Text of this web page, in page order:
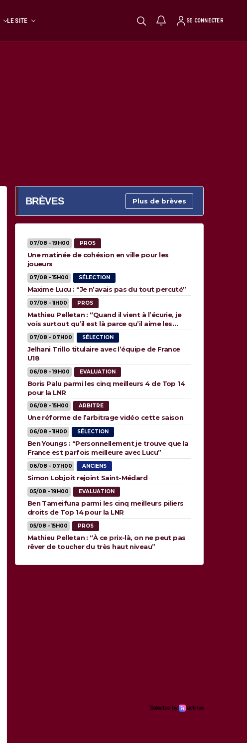
LE SITE SE CONNECTER
BRÈVES Plus de brèves
07/08 - 19H00 PROS
Une matinée de cohésion en ville pour les
joueurs
07/08 - 15H00 SÉLECTION
Maxime Lucu : “Je n’avais pas du tout percuté”
07/08 - 11H00 PROS
Mathieu Pelletan : “Quand il vient à l’écurie, je
vois surtout qu’il est là parce qu’il aime les
animaux”
07/08 - 07H00 SÉLECTION
Jelhani Trillo titulaire avec l’équipe de France
U18
06/08 - 19H00 EVALUATION
Boris Palu parmi les cinq meilleurs 4 de Top 14
pour la LNR
06/08 - 15H00 ARBITRE
Une réforme de l’arbitrage vidéo cette saison
06/08 - 11H00 SÉLECTION
Ben Youngs : “Personnellement je trouve que la
France est parfois meilleure avec Lucu”
06/08 - 07H00 ANCIENS
Simon Lobjoit rejoint Saint-Médard
05/08 - 19H00 EVALUATION
Ben Tameifuna parmi les cinq meilleurs piliers
droits de Top 14 pour la LNR
05/08 - 15H00 PROS
Mathieu Pelletan : “À ce prix-là, on ne peut pas
rêver de toucher du très haut niveau”